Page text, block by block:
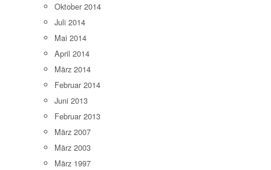
Oktober 2014
Juli 2014
Mai 2014
April 2014
März 2014
Februar 2014
Juni 2013
Februar 2013
März 2007
März 2003
März 1997